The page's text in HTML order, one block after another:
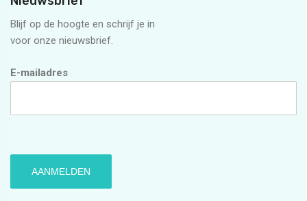
Blijf op de hoogte en schrijf je in
voor onze nieuwsbrief.
E-mailadres